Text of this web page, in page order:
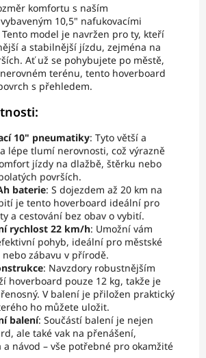
komfortu s naším
10,5" nafukovacími
model je navržen pro ty, kteří
a stabilnější jízdu, zejména na
Ať už se pohybujete po městě,
terénu, tento hoverboard
s přehledem.
10" pneumatiky: Tyto větší a
lépe tlumí nerovnosti, což výrazně
jízdy na dlažbě, štěrku nebo
površích.
baterie: S dojezdem až 20 km na
je tento hoverboard ideální pro
a cestování bez obav o vybití.
rychlost 22 km/h: Umožní vám
pohyb, ideální pro městské
zábavu v přírodě.
: Navzdory robustnějším
hoverboard pouze 12 kg, takže je
V balení je přiložen praktický
ho můžete uložit.
balení: Součástí balení je nejen
ale také vak na přenášení,
a návod – vše potřebné pro okamžité